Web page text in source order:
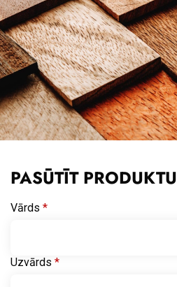
PASŪTĪT PRODUKTU
Vārds *
Uzvārds *